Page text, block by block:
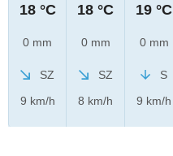
18 °C
0 mm
SZ
9 km/h
18 °C
0 mm
SZ
8 km/h
19 °C
0 mm
S
9 km/h